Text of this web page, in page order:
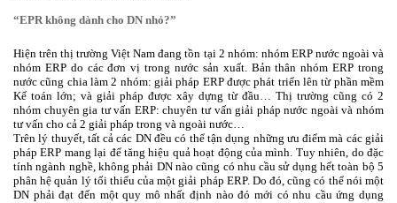
“EPR không dành cho DN nhỏ?”
Hiện trên thị trường Việt Nam đang tồn tại 2 nhóm: nhóm ERP nước ngoài và
nhóm ERP do các đơn vị trong nước sản xuất. Bản thân nhóm ERP trong
nước cũng chia làm 2 nhóm: giải pháp ERP được phát triển lên từ phần mềm
Kế toán lớn; và giải pháp được xây dựng từ đầu… Thị trường cũng có 2
nhóm chuyên gia tư vấn ERP: chuyên tư vấn giải pháp nước ngoài và nhóm
tư vấn cho cả 2 giải pháp trong và ngoài nước…
Trên lý thuyết, tất cả các DN đều có thể tận dụng những ưu điểm mà các giải
pháp ERP mang lại để tăng hiệu quả hoạt động của mình. Tuy nhiên, do đặc
tính ngành nghề, không phải DN nào cũng có nhu cầu sử dụng hết toàn bộ 5
phân hệ quản lý tối thiểu của một giải pháp ERP. Do đó, cũng có thể nói một
DN phải đạt đến một quy mô nhất định nào đó mới có nhu cầu ứng dụng